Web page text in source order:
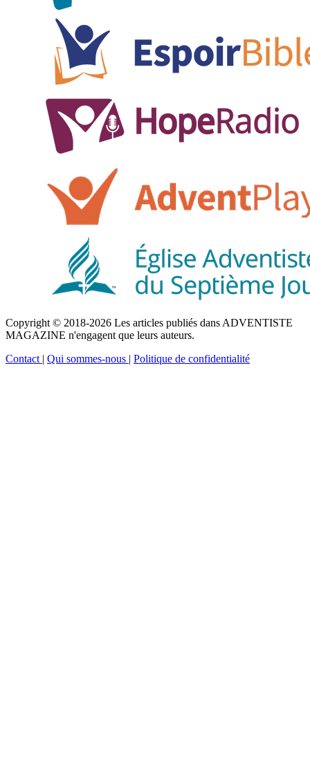
Copyright © 2018-2026 Les articles publiés dans ADVENTISTE
MAGAZINE n'engagent que leurs auteurs.
Contact | Qui sommes-nous | Politique de confidentialité